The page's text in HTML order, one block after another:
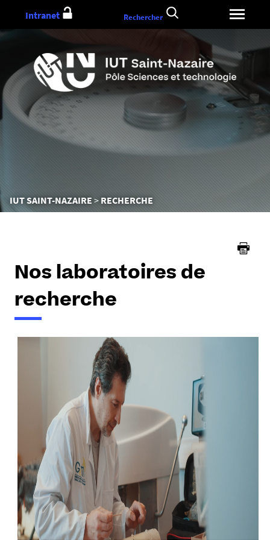
au
Vous
êtes
IUT SAINT-NAZAIRE RECHERCHE
Intranet Rechercher
Nos laboratoires de
recherche